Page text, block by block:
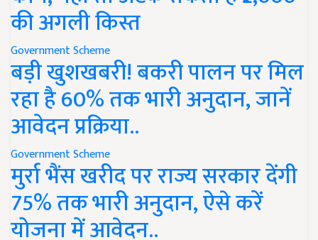
की अगली किस्त
Government Scheme
बड़ी खुशखबरी! बकरी पालन पर मिल
रहा है 60% तक भारी अनुदान, जानें
आवेदन प्रक्रिया..
Government Scheme
मुर्रा भैंस खरीद पर राज्य सरकार देंगी
75% तक भारी अनुदान, ऐसे करें
योजना में आवेदन..